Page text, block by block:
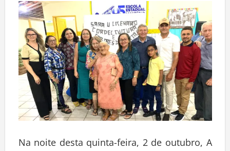
Na noite desta quinta-feira, 2 de outubro, A